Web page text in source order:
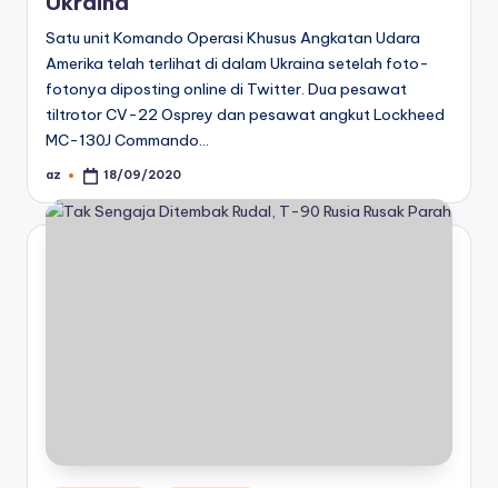
Satu unit Komando Operasi Khusus Angkatan Udara
Amerika telah terlihat di dalam Ukraina setelah foto-
fotonya diposting online di Twitter. Dua pesawat
tiltrotor CV-22 Osprey dan pesawat angkut Lockheed
MC-130J Commando…
Posted
az 18/09/2020